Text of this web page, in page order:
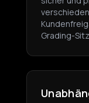
Grading-